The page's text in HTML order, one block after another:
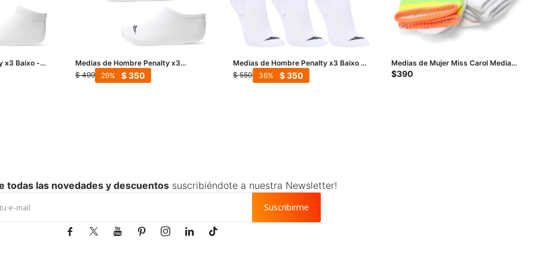
x3 Baixo -
Medias de Hombre Penalty x3
Invisivel - Blanco
$ 499 $ 350
29
Medias de Hombre Penalty x3 Baixo -
Blanco
$ 550 $350
36
Medias de Mujer Miss Carol Media
Funny pack X2 - Blanco
$390
todas las novedades y descuentossuscribiéndote a nuestra Newsletter!
Suscribirme
      